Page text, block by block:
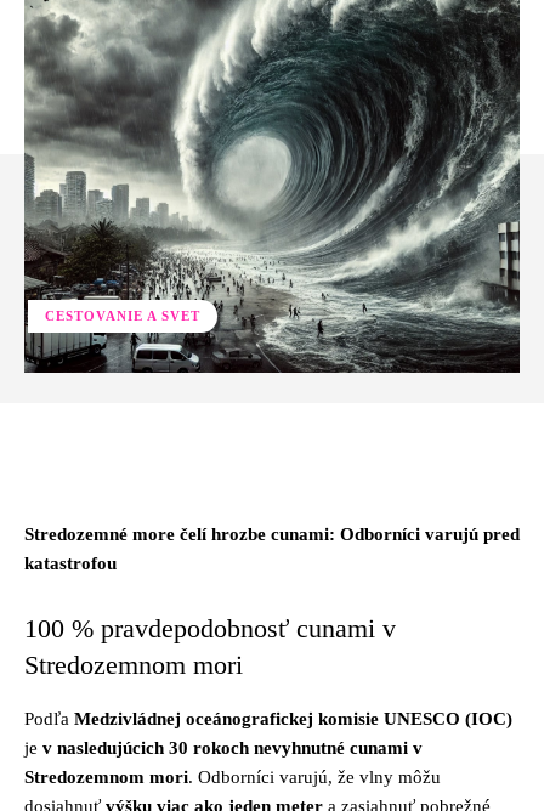
CESTOVANIE A SVET
Stredozemné more čelí hrozbe cunami: Odborníci varujú pred
katastrofou
100 % pravdepodobnosť cunami v
Stredozemnom mori
Podľa Medzivládnej oceánografickej komisie UNESCO (IOC)
je v nasledujúcich 30 rokoch nevyhnutné cunami v
Stredozemnom mori. Odborníci varujú, že vlny môžu
dosiahnuť výšku viac ako jeden meter a zasiahnuť pobrežné